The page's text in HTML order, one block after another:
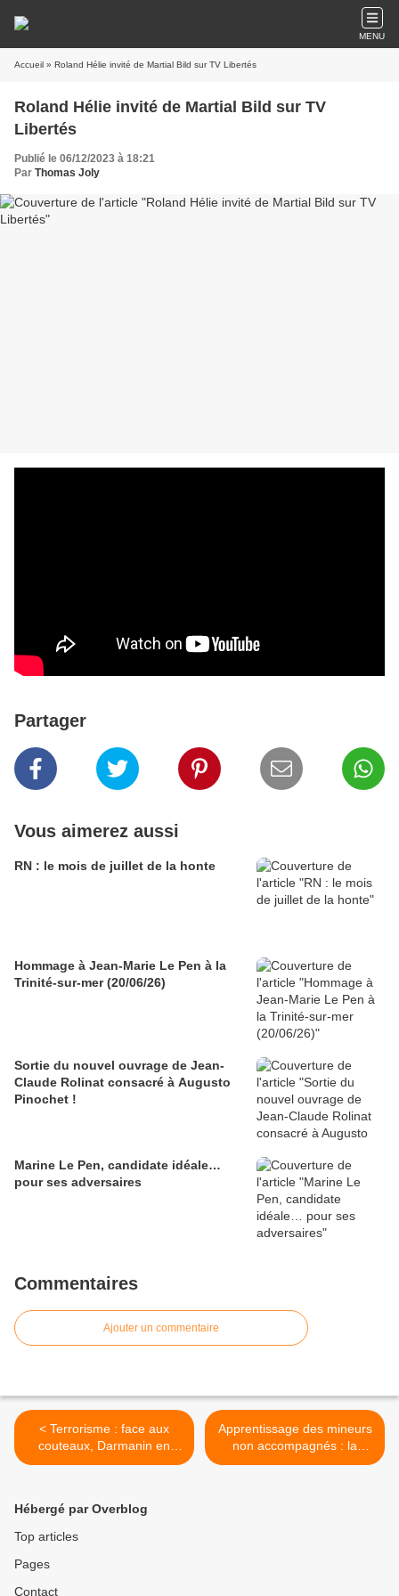
MENU
Accueil » Roland Hélie invité de Martial Bild sur TV Libertés
Roland Hélie invité de Martial Bild sur TV
Libertés
Publié le 06/12/2023 à 18:21
Par Thomas Joly
Partager
Vous aimerez aussi
RN : le mois de juillet de la honte
Hommage à Jean-Marie Le Pen à la
Trinité-sur-mer (20/06/26)
Sortie du nouvel ouvrage de Jean-
Claude Rolinat consacré à Augusto
Pinochet !
Marine Le Pen, candidate idéale…
pour ses adversaires
Commentaires
Ajouter un commentaire
< Terrorisme : face aux
couteaux, Darmanin en
appelle aux… psychiatres !
Apprentissage des mineurs
non accompagnés : la
régularisation rampante >
Hébergé par Overblog
Top articles
Pages
Contact